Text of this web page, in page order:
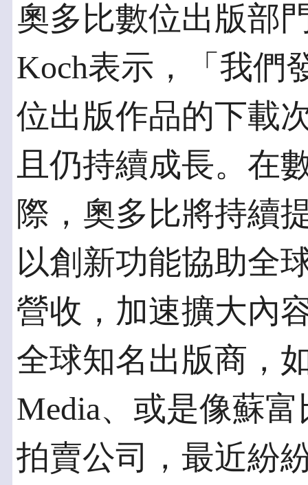
奧多比數位出版部
Koch表示，「我們
位出版作品的下載
且仍持續成長。在
際，奧多比將持續
以創新功能協助全
營收，加速擴大內
全球知名出版商，
Media、或是像蘇富
拍賣公司，最近紛